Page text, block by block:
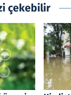
çekebilir